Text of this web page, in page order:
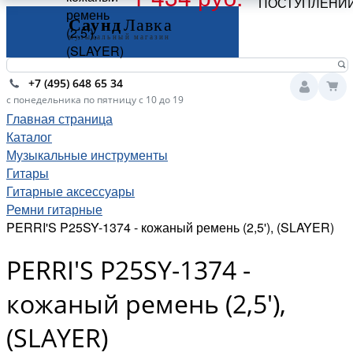
+7 (495) 648 65 34
с понедельника по пятницу с 10 до 19
Главная страница
Каталог
Музыкальные инструменты
Гитары
Гитарные аксессуары
Ремни гитарные
PERRI'S P25SY-1374 - кожаный ремень (2,5'), (SLAYER)
PERRI'S P25SY-1374 -
кожаный ремень (2,5'),
(SLAYER)
ремень
(2,5'),
(SLAYER)